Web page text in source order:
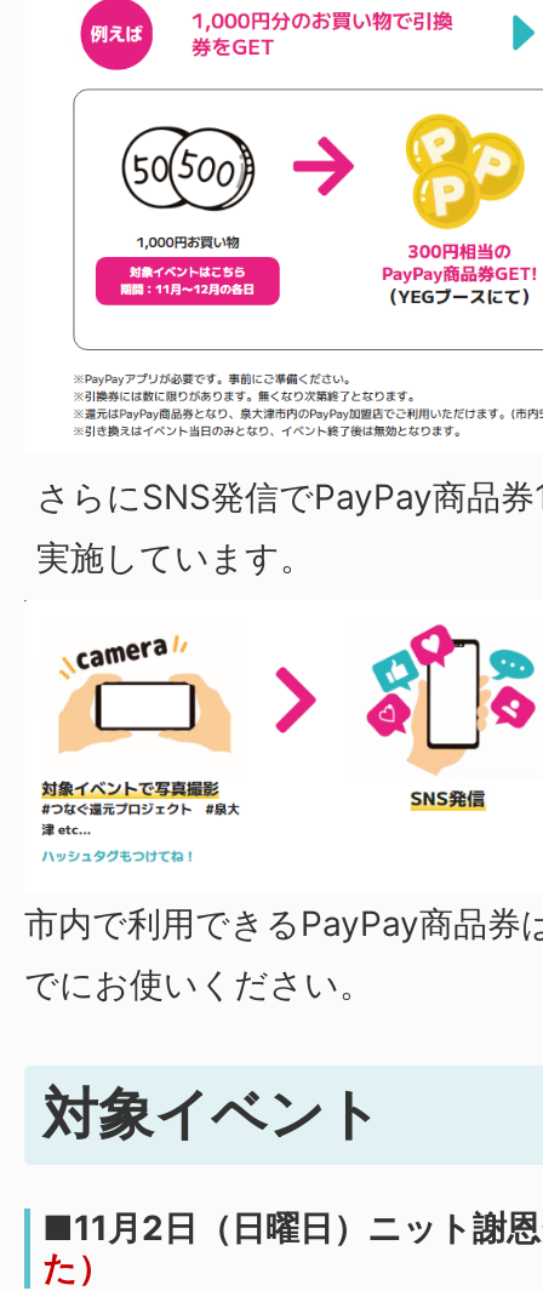
さらにSNS発信でPayPay商品
実施しています。
市内で利用できるPayPay商品
でにお使いください。
対象イベント
■11月2日（日曜日）ニット謝
た）